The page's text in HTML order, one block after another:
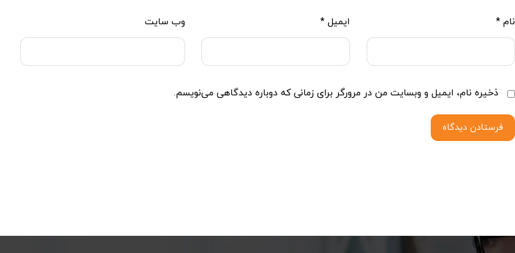
نام* ایمیل* وب‌ سایت
ذخیره نام، ایمیل و وبسایت من در مرورگر برای زمانی که دوباره دیدگاهی می‌نویسم.
فرستادن دیدگاه